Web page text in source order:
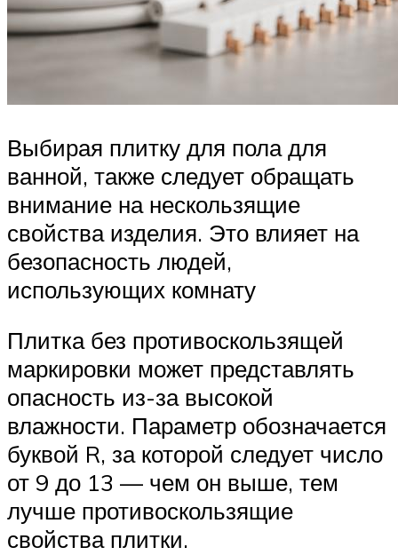
Выбирая плитку для пола для
ванной, также следует обращать
внимание на нескользящие
свойства изделия. Это влияет на
безопасность людей,
использующих комнату
Плитка без противоскользящей
маркировки может представлять
опасность из-за высокой
влажности. Параметр обозначается
буквой R, за которой следует число
от 9 до 13 — чем он выше, тем
лучше противоскользящие
свойства плитки.